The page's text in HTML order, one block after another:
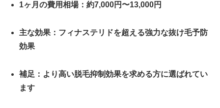
1ヶ月の費用相場：約7,000円〜13,000円
主な効果：フィナステリドを超える強力な抜け毛予防
効果
補足：より高い脱毛抑制効果を求める方に選ばれてい
ます